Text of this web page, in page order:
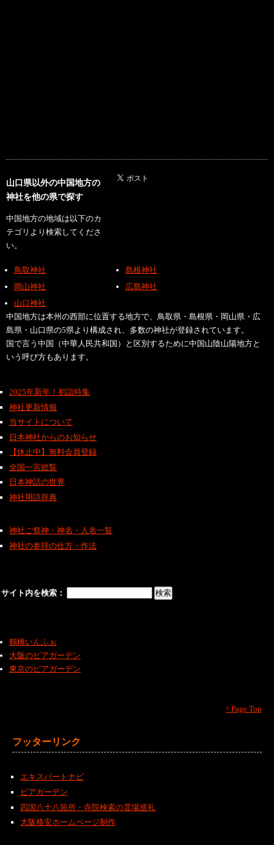
山口県以外の中国地方の
神社を他の県で探す
中国地方の地域は以下のカ
テゴリより検索してくださ
い。
鳥取神社
島根神社
岡山神社
広島神社
山口神社
中国地方は本州の西部に位置する地方で、鳥取県・島根県・岡山県・広
島県・山口県の5県より構成され、多数の神社が登録されています。
国で言う中国（中華人民共和国）と区別するために中国山陰山陽地方と
いう呼び方もあります。
2025年新年！初詣特集
神社更新情報
当サイトについて
日本神社からのお知らせ
【休止中】無料会員登録
全国一宮総覧
日本神話の世界
神社用語辞典
神社ご祭神・神名・人名一覧
神社の参拝の仕方・作法
サイト内を検索：
鶴橋いんふぉ
大阪のビアガーデン
東京のビアガーデン
^ Page Top
フッターリンク
エキスパートナビ
ビアガーデン
四国八十八箇所・寺院検索の霊場巡礼
大阪格安ホームページ制作